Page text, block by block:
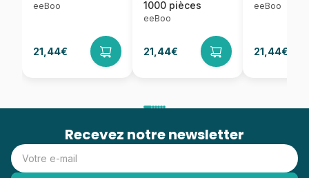
eeBoo
21,44€
1000 pièces
eeBoo
21,44€
eeBoo
21,44€
Recevez notre newsletter